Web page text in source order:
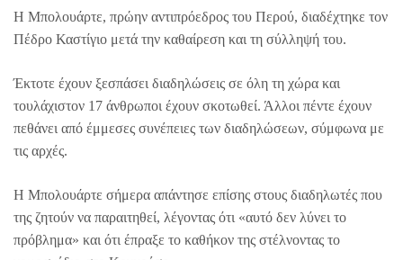
Η Μπολουάρτε, πρώην αντιπρόεδρος του Περού, διαδέχτηκε τον
Πέδρο Καστίγιο μετά την καθαίρεση και τη σύλληψή του.
Έκτοτε έχουν ξεσπάσει διαδηλώσεις σε όλη τη χώρα και
τουλάχιστον 17 άνθρωποι έχουν σκοτωθεί. Άλλοι πέντε έχουν
πεθάνει από έμμεσες συνέπειες των διαδηλώσεων, σύμφωνα με
τις αρχές.
Η Μπολουάρτε σήμερα απάντησε επίσης στους διαδηλωτές που
της ζητούν να παραιτηθεί, λέγοντας ότι «αυτό δεν λύνει το
πρόβλημα» και ότι έπραξε το καθήκον της στέλνοντας το